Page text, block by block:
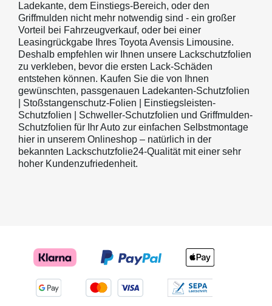
Ladekante, dem Einstiegs-Bereich, oder den
Griffmulden nicht mehr notwendig sind - ein großer
Vorteil bei Fahrzeugverkauf, oder bei einer
Leasingrückgabe Ihres Toyota Avensis Limousine.
Deshalb empfehlen wir Ihnen unsere Lackschutzfolien
zu verkleben, bevor die ersten Lack-Schäden
entstehen können. Kaufen Sie die von Ihnen
gewünschten, passgenauen Ladekanten-Schutzfolien
| Stoßstangenschutz-Folien | Einstiegsleisten-
Schutzfolien | Schweller-Schutzfolien und Griffmulden-
Schutzfolien für Ihr Auto zur einfachen Selbstmontage
hier in unserem Onlineshop – natürlich in der
bekannten Lackschutzfolie24-Qualität mit einer sehr
hoher Kundenzufriedenheit.